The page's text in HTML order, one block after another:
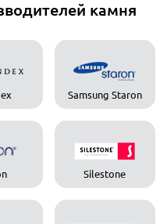
камня
Samsung Staron
Silestone